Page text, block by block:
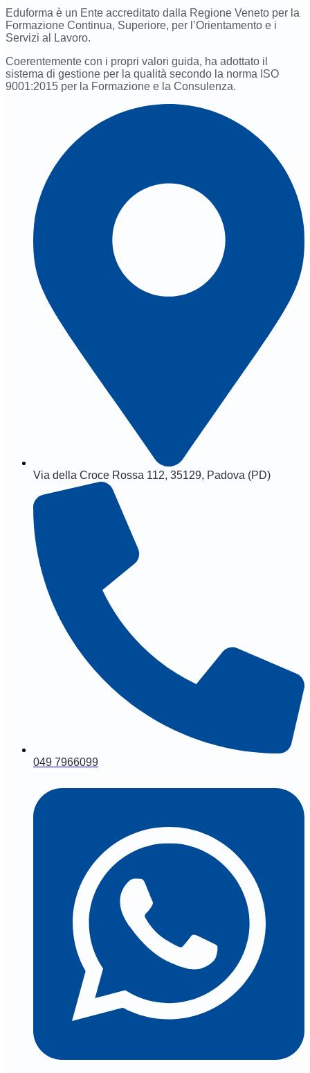
Eduforma è un Ente accreditato dalla Regione Veneto per la
Formazione Continua, Superiore, per l’Orientamento e i
Servizi al Lavoro.
Coerentemente con i propri valori guida, ha adottato il
sistema di gestione per la qualità secondo la norma ISO
9001:2015 per la Formazione e la Consulenza.
Via della Croce Rossa 112, 35129, Padova (PD)
049 7966099